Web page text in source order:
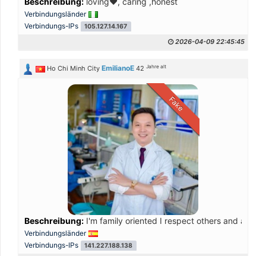
Verbindungsländer
Verbindungs-IPs
105.127.14.167
2026-04-09 22:45:45
Ho Chi Minh City EmilianoE 42Jahre alt
Fake
Beschreibung: I'm family oriented I respect others and also
Verbindungsländer
Verbindungs-IPs
141.227.188.138